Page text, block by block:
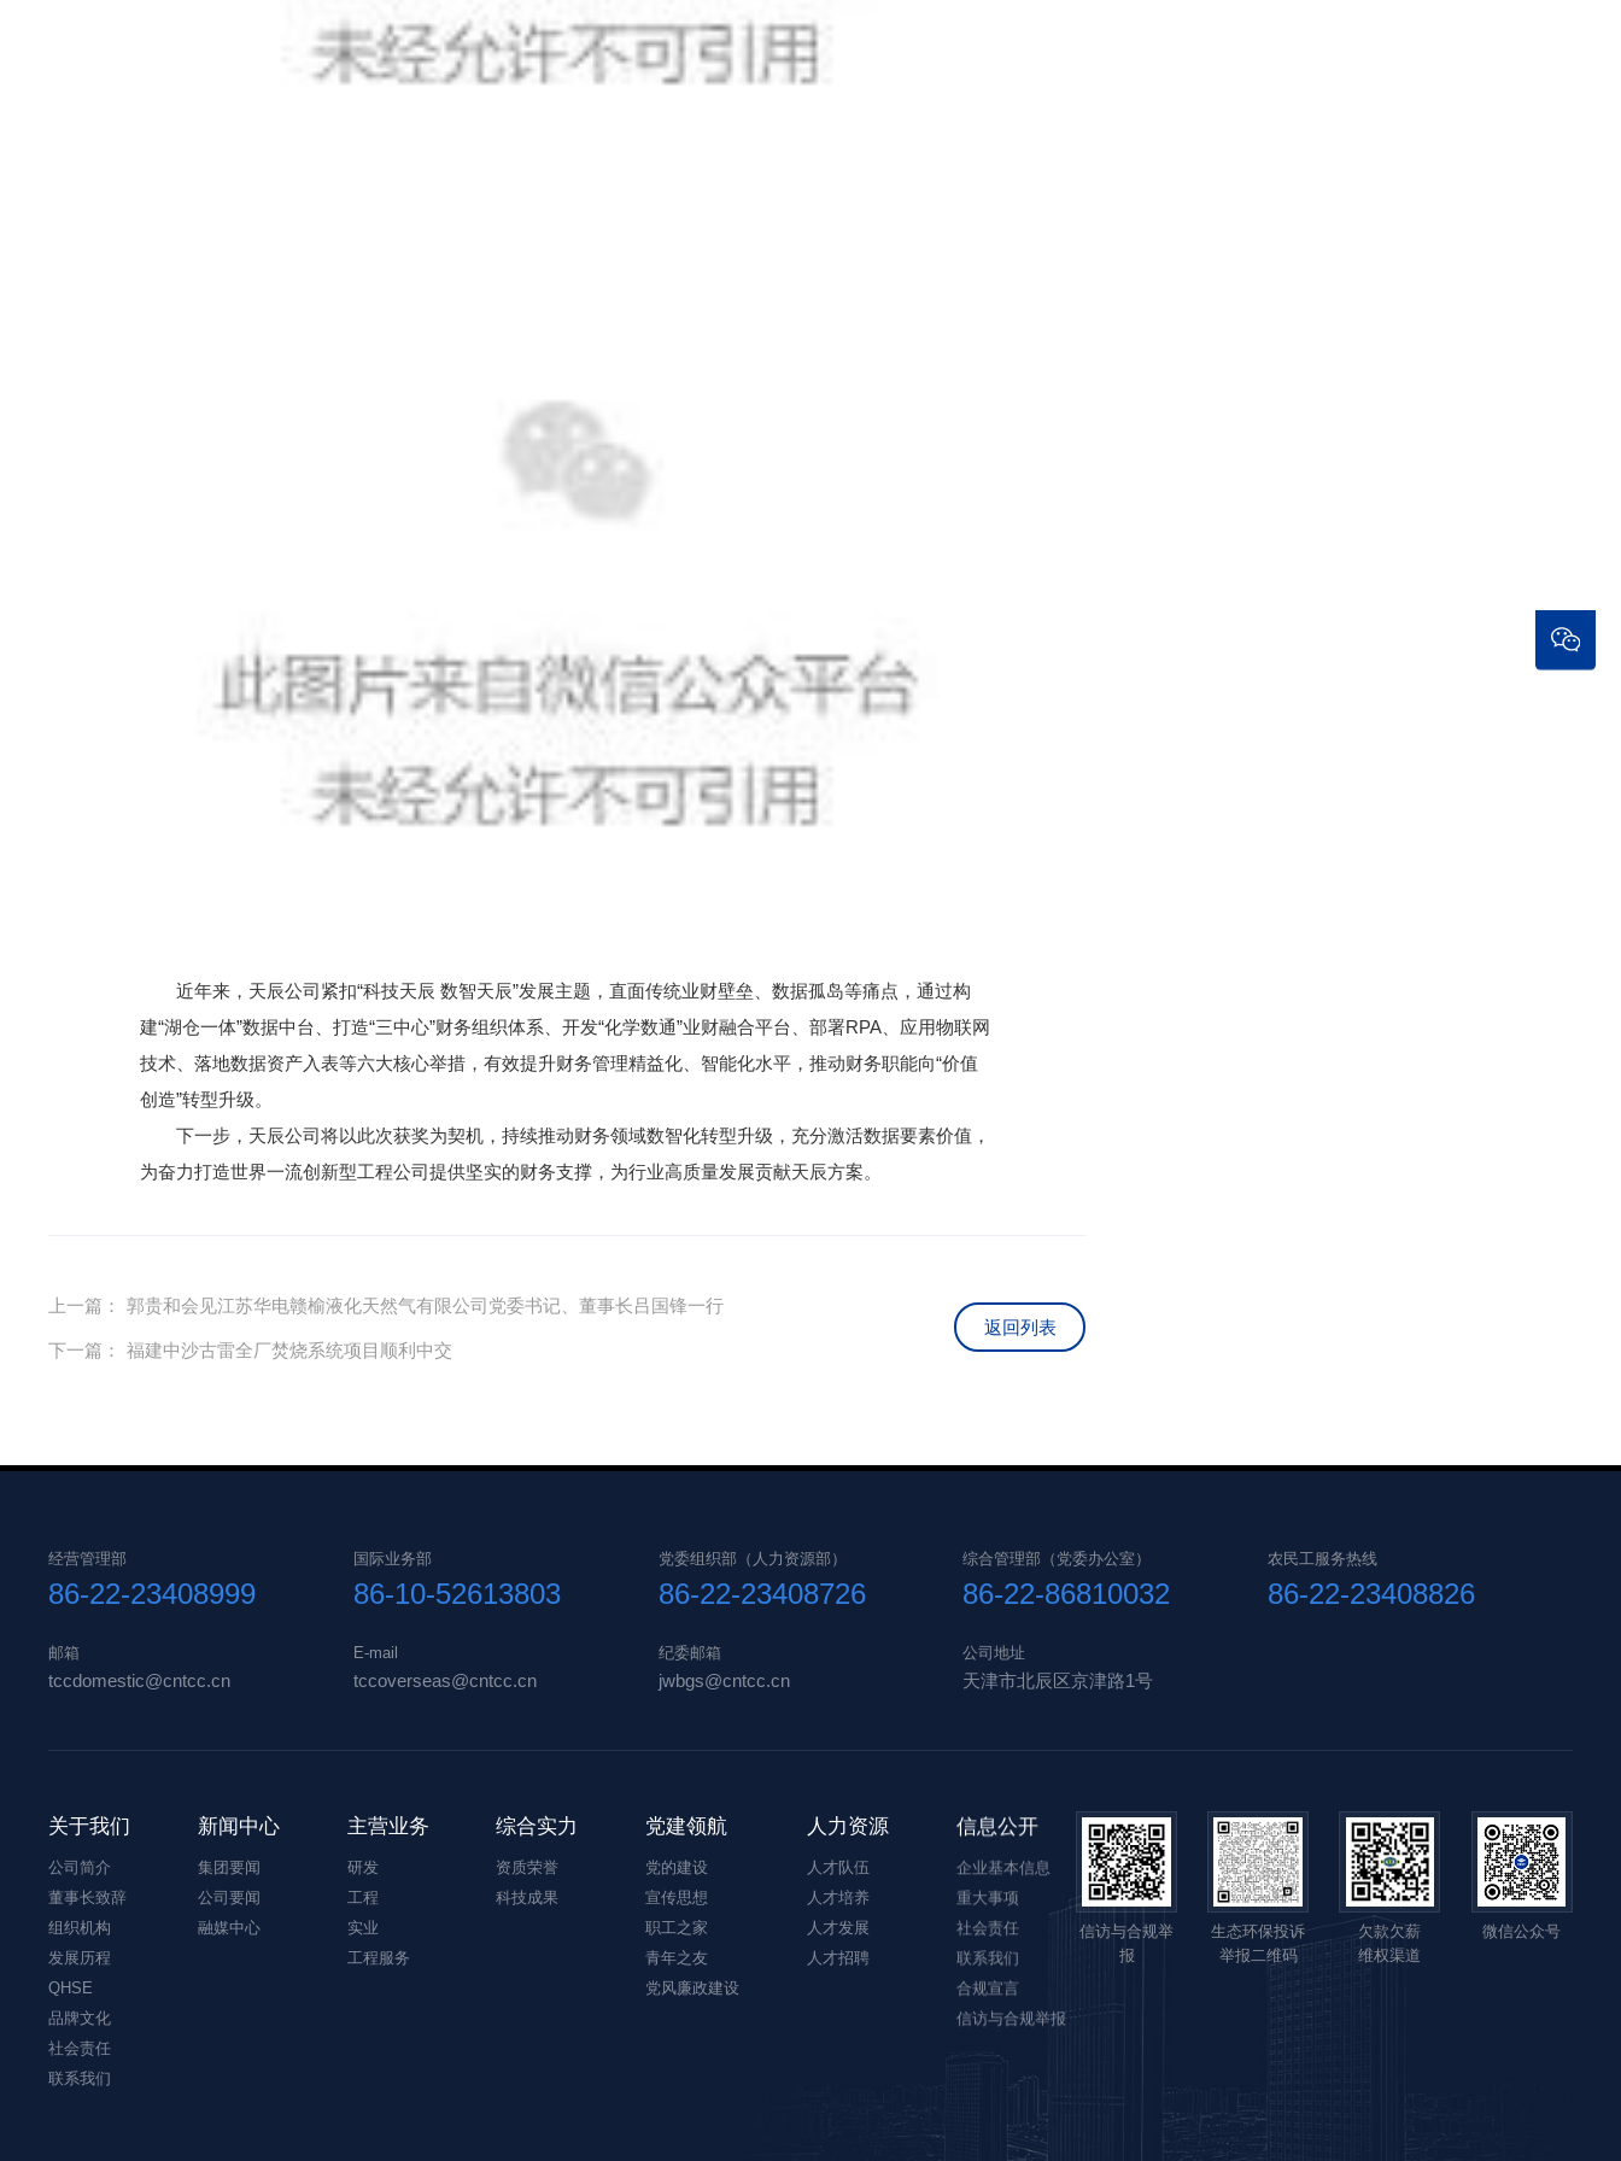
近年来，天辰公司紧扣“科技天辰 数智天辰”发展主题，直面传统业财壁垒、数据孤岛等痛点，通过构
建“湖仓一体”数据中台、打造“三中心”财务组织体系、开发“化学数通”业财融合平台、部署RPA、应用物联网
技术、落地数据资产入表等六大核心举措，有效提升财务管理精益化、智能化水平，推动财务职能向“价值
创造”转型升级。
下一步，天辰公司将以此次获奖为契机，持续推动财务领域数智化转型升级，充分激活数据要素价值，
为奋力打造世界一流创新型工程公司提供坚实的财务支撑，为行业高质量发展贡献天辰方案。
上一篇： 郭贵和会见江苏华电赣榆液化天然气有限公司党委书记、董事长吕国锋一行
下一篇： 福建中沙古雷全厂焚烧系统项目顺利中交
返回列表
经营管理部
86-22-23408999
邮箱
tccdomestic@cntcc.cn
国际业务部
86-10-52613803
E-mail
tccoverseas@cntcc.cn
党委组织部（人力资源部）
86-22-23408726
纪委邮箱
jwbgs@cntcc.cn
综合管理部（党委办公室）
86-22-86810032
公司地址
天津市北辰区京津路1号
农民工服务热线
86-22-23408826
关于我们
公司简介
董事长致辞
组织机构
发展历程
QHSE
品牌文化
社会责任
联系我们
新闻中心
集团要闻
公司要闻
融媒中心
主营业务
研发
工程
实业
工程服务
综合实力
资质荣誉
科技成果
党建领航
党的建设
宣传思想
职工之家
青年之友
党风廉政建设
人力资源
人才队伍
人才培养
人才发展
人才招聘
信息公开
企业基本信息
重大事项
社会责任
联系我们
合规宣言
信访与合规举报
信访与合规举
报
生态环保投诉
举报二维码
欠款欠薪
维权渠道
微信公众号